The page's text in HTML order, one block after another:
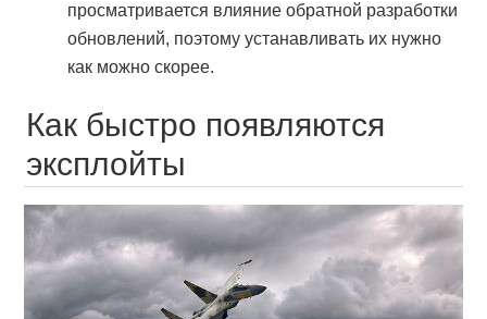
просматривается влияние обратной разработки
обновлений, поэтому устанавливать их нужно
как можно скорее.
Как быстро появляются
эксплойты